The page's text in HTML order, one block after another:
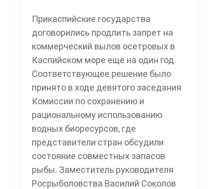
Прикаспийские государства
договорились продлить запрет на
коммерческий вылов осетровых в
Каспийском море еще на один год.
Соответствующее решение было
принято в ходе девятого заседания
Комиссии по сохранению и
рациональному использованию
водных биоресурсов, где
представители стран обсудили
состояние совместных запасов
рыбы. Заместитель руководителя
Росрыболовства Василий Соколов